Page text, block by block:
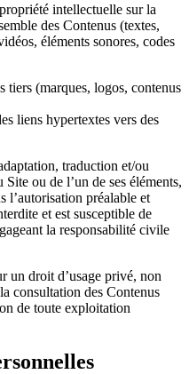
intellectuelle sur la
des Contenus (textes,
éléments sonores, codes
tiers (marques, logos, contenus
liens hypertextes vers des
traduction et/ou
ou de l’un de ses éléments,
l’autorisation préalable et
et est susceptible de
la responsabilité civile
un droit d’usage privé, non
consultation des Contenus
de toute exploitation